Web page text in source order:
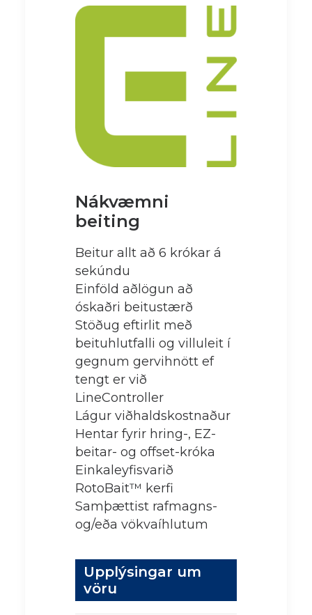
Nákvæmni
beiting
Beitur allt að 6 krókar á
sekúndu
Einföld aðlögun að
óskaðri beitustærð
Stöðug eftirlit með
beituhlutfalli og villuleit í
gegnum gervihnött ef
tengt er við
LineController
Lágur viðhaldskostnaður
Hentar fyrir hring-, EZ-
beitar- og offset-króka
Einkaleyfisvarið
RotoBait™ kerfi
Samþættist rafmagns-
og/eða vökvaíhlutum
Upplýsingar um
vöru